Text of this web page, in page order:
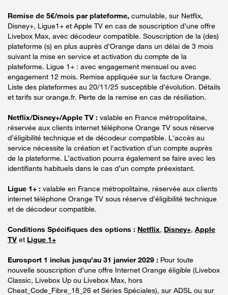
Remise de 5€/mois par plateforme, cumulable, sur Netflix,
Disney+, Ligue1+ et Apple TV en cas de souscription d’une offre
Livebox Max, avec décodeur compatible. Souscription de la (des)
plateforme (s) en plus auprès d’Orange dans un délai de 3 mois
suivant la mise en service et activation du compte de la
plateforme. Ligue 1+ : avec engagement mensuel ou avec
engagement 12 mois. Remise appliquée sur la facture Orange.
Liste des plateformes au 20/11/25 susceptible d’évolution. Détails
et tarifs sur orange.fr. Perte de la remise en cas de résiliation.
Netflix/Disney+/Apple TV : valable en France métropolitaine,
réservée aux clients internet téléphone Orange TV sous réserve
d’éligibilité technique et de décodeur compatible. L'accès au
service nécessite la création et l'activation d'un compte auprès
de la plateforme. L’activation pourra également se faire avec les
identifiants habituels dans le cas d’un compte préexistant.
Ligue 1+ : valable en France métropolitaine, réservée aux clients
internet téléphone Orange TV sous réserve d’éligibilité technique
et de décodeur compatible.
Conditions Spécifiques des options : Netflix, Disney+, Apple
TV et Ligue 1+
Eurosport 1 inclus jusqu’au 31 janvier 2029 : Pour toute
nouvelle souscription d’une offre Internet Orange éligible (Livebox
Classic, Livebox Up ou Livebox Max, hors
Cheat_Code_Fibre_18_26 et Séries Spéciales), sur ADSL ou sur